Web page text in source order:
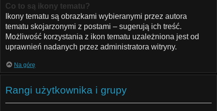
Co to są ikony tematu?
Ikony tematu są obrazkami wybieranymi przez autora
tematu skojarzonymi z postami – sugerują ich treść.
Możliwość korzystania z ikon tematu uzależniona jest od
uprawnień nadanych przez administratora witryny.
Na górę
Rangi użytkownika i grupy